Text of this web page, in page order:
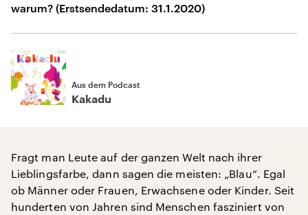
warum? (Erstsendedatum: 31.1.2020)
Aus dem Podcast
Kakadu
Fragt man Leute auf der ganzen Welt nach ihrer
Lieblingsfarbe, dann sagen die meisten: „Blau“. Egal
ob Männer oder Frauen, Erwachsene oder Kinder. Seit
hunderten von Jahren sind Menschen fasziniert von